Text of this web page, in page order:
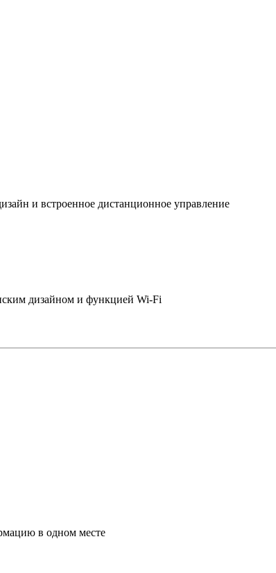
и встроенное дистанционное управление
дизайном и функцией Wi-Fi
в одном месте